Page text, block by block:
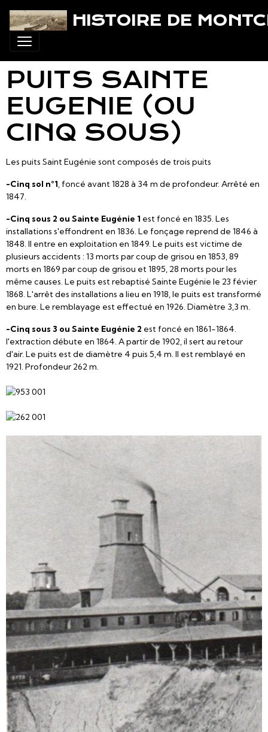
HISTOIRE DE
PUITS SAINTE
EUGENIE (OU
CINQ SOUS)
Les puits Saint Eugénie sont composés de trois puits
-Cinq sol n°1, foncé avant 1828 à 34 m de profondeur. Arrêté en
1847.
-Cinq sous 2 ou Sainte Eugénie 1 est foncé en 1835. Les
installations s'effondrent en 1836. Le fonçage reprend de 1846 à
1848. Il entre en exploitation en 1849. Le puits est victime de
plusieurs accidents : 13 morts par coup de grisou en 1853, 89
morts en 1869 par coup de grisou et 1895, 28 morts pour les
même causes. Le puits est rebaptisé Sainte Eugénie le 23 févier
1868. L'arrêt des installations a lieu en 1918, le puits est transformé
en bure. Le remblayage est effectué en 1926. Diamètre 3,3 m.
-Cinq sous 3 ou Sainte Eugénie 2 est foncé en 1861-1864.
l'extraction débute en 1864. A partir de 1902, il sert au retour
d'air. Le puits est de diamètre 4 puis 5,4 m. Il est remblayé en
1921. Profondeur 262 m.